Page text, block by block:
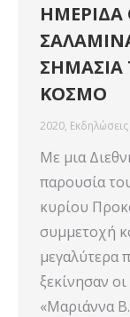
ΗΜΕΡΙΔΑ
ΚΟΣΜΟ
2020, Εκδηλώσεις
Με μια
παρουσία
κυρίου
συμμετοχή
μεγαλύτερα
ξεκίνησαν
«Μαριάννα